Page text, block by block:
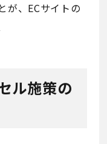
が、ECサイトの
ル施策の